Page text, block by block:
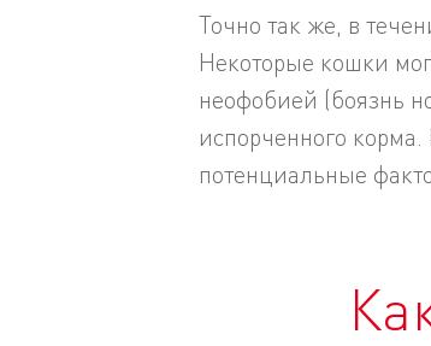
Точно так же, в
Некоторые кошки
неофобией (боязнь
испорченного
потенциальные